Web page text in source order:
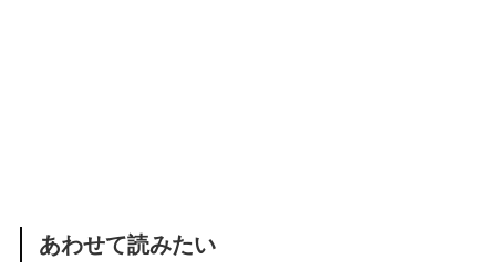
あわせて読みたい